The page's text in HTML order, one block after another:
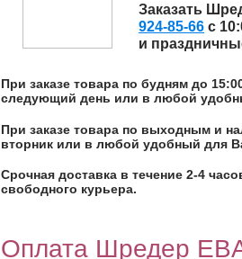
Заказать
924-85-66 с
и
При заказе товара по будням до
следующий день или в любой
При заказе товара по выходным и
вторник или в любой удобный для
Срочная доставка в течение 2-4
свободного курьера.
Оплата Шредер